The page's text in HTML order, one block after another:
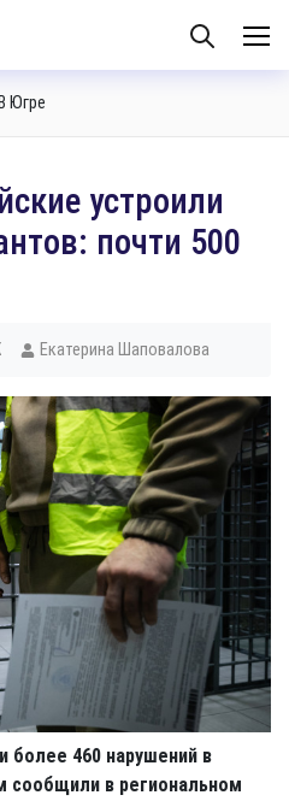
В Югре
устроили
почти 500
Екатерина Шаповалова
более 460 нарушений в
сообщили в региональном